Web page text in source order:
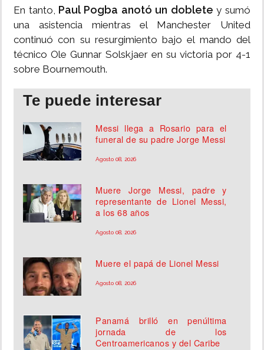
En tanto, Paul Pogba anotó un dobletey sumó
una asistencia mientras el Manchester United
continuó con su resurgimiento bajo el mando del
técnico Ole Gunnar Solskjaer en su victoria por 4-1
sobre Bournemouth.
Te puede interesar
Messi llega a Rosario para el
funeral de su padre Jorge Messi
Agosto 08, 2026
Muere Jorge Messi, padre y
representante de Lionel Messi,
a los 68 años
Agosto 08, 2026
Muere el papá de Lionel Messi
Agosto 08, 2026
Panamá brilló en penúltima
jornada de los
Centroamericanos y del Caribe